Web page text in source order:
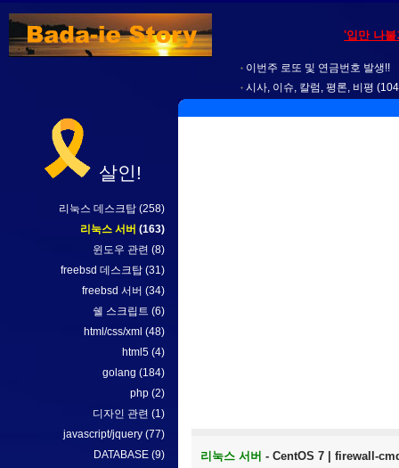
'입만 나
이번주 로또 및 연금번호 발생!!
시사, 이슈, 칼럼, 평론, 비평
살인!
리눅스 데스크탑 (258)
리눅스 서버 (163)
윈도우 관련 (8)
freebsd 데스크탑 (31)
freebsd 서버 (34)
쉘 스크립트 (6)
html/css/xml (48)
html5 (4)
golang (184)
php (2)
디자인 관련 (1)
javascript/jquery (77)
DATABASE (9)
리눅스 서버 - CentOS 7 | firewall-